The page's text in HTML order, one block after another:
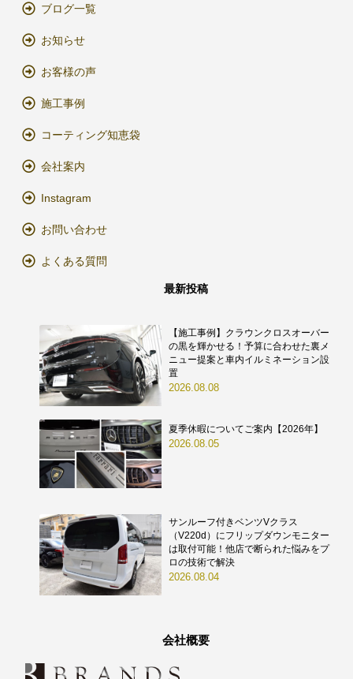
ブログ一覧
お知らせ
お客様の声
施工事例
コーティング知恵袋
会社案内
Instagram
お問い合わせ
よくある質問
最新投稿
【施工事例】クラウンクロスオーバー
の黒を輝かせる！予算に合わせた裏メ
ニュー提案と車内イルミネーション設
置
2026.08.08
夏季休暇についてご案内【2026年】
2026.08.05
サンルーフ付きベンツVクラス
（V220d）にフリップダウンモニター
は取付可能！他店で断られた悩みをプ
ロの技術で解決
2026.08.04
会社概要